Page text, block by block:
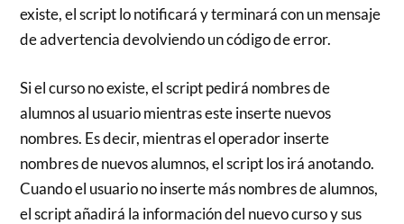
existe, el script lo notificará y terminará con un mensaje
de advertencia devolviendo un código de error.
Si el curso no existe, el script pedirá nombres de
alumnos al usuario mientras este inserte nuevos
nombres. Es decir, mientras el operador inserte
nombres de nuevos alumnos, el script los irá anotando.
Cuando el usuario no inserte más nombres de alumnos,
el script añadirá la información del nuevo curso y sus